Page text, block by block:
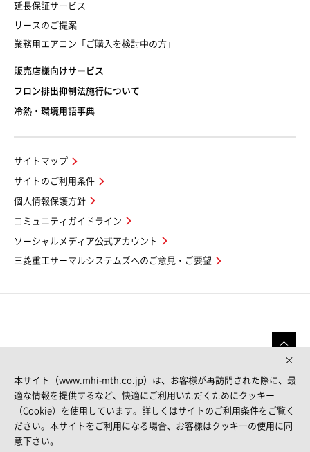
延長保証サービス
リースのご提案
業務用エアコン「ご購入を検討中の方」
販売店様向けサービス
フロン排出抑制法施行について
冷熱・環境用語事典
サイトマップ
サイトのご利用条件
個人情報保護方針
コミュニティガイドライン
ソーシャルメディア公式アカウント
三菱重工サーマルシステムズへのご意見・ご要望
FOLLOW US
本サイト（www.mhi-mth.co.jp）は、お客様が再訪問された際に、最
適な情報を提供するなど、快適にご利用いただくためにクッキー
（Cookie）を使用しています。詳しくはサイトのご利用条件をご覧く
ださい。本サイトをご利用になる場合、お客様はクッキーの使用に同
意下さい。